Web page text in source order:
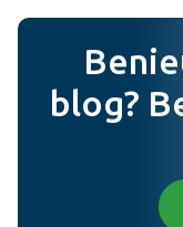
Foto (niet verplicht)
blog?